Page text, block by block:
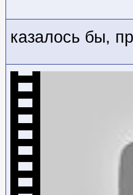
казалось бы,